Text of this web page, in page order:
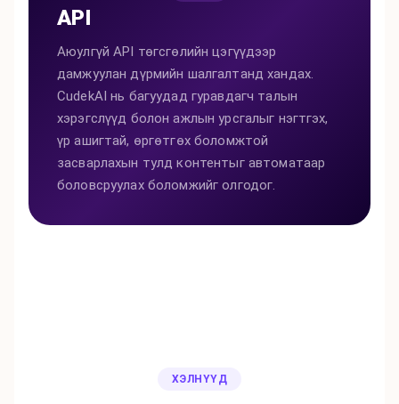
API
Аюулгүй API төгсгөлийн цэгүүдээр
дамжуулан дүрмийн шалгалтанд хандах.
CudekAI нь багуудад гуравдагч талын
хэрэгслүүд болон ажлын урсгалыг нэгтгэх,
үр ашигтай, өргөтгөх боломжтой
засварлахын тулд контентыг автоматаар
боловсруулах боломжийг олгодог.
ХЭЛНҮҮД